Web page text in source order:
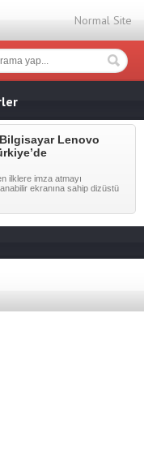
Normal Site
Lenovo
ilklere imza atmayı
ekranına sahip dizüstü